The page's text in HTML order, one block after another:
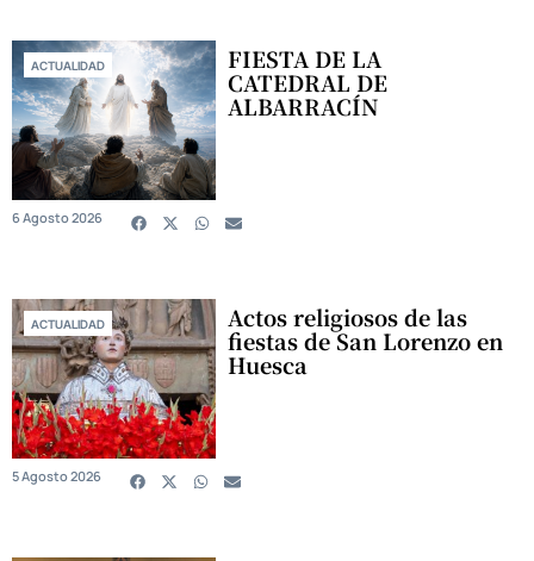
ACTUALIDAD FIESTA DE LA
CATEDRAL DE
ALBARRACÍN
6 Agosto 2026
ACTUALIDAD Actos religiosos de las
fiestas de San Lorenzo en
Huesca
5 Agosto 2026